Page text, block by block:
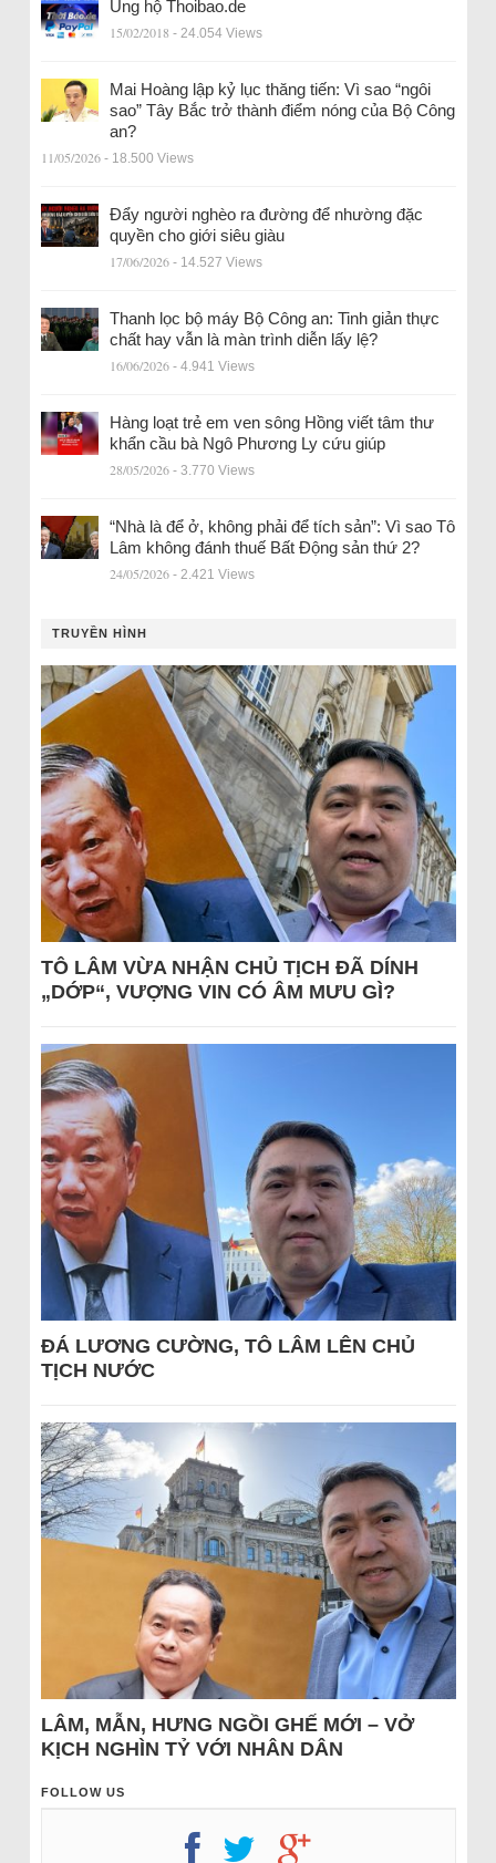
Ủng hộ Thoibao.de
15/02/2018 - 24.054 Views
Mai Hoàng lập kỷ lục thăng tiến: Vì sao “ngôi
sao” Tây Bắc trở thành điểm nóng của Bộ Công
an?
11/05/2026 - 18.500 Views
Đẩy người nghèo ra đường để nhường đặc
quyền cho giới siêu giàu
17/06/2026 - 14.527 Views
Thanh lọc bộ máy Bộ Công an: Tinh giản thực
chất hay vẫn là màn trình diễn lấy lệ?
16/06/2026 - 4.941 Views
Hàng loạt trẻ em ven sông Hồng viết tâm thư
khẩn cầu bà Ngô Phương Ly cứu giúp
28/05/2026 - 3.770 Views
“Nhà là để ở, không phải để tích sản”: Vì sao Tô
Lâm không đánh thuế Bất Động sản thứ 2?
24/05/2026 - 2.421 Views
TRUYỀN HÌNH
TÔ LÂM VỪA NHẬN CHỦ TỊCH ĐÃ DÍNH
„DỚP“, VƯỢNG VIN CÓ ÂM MƯU GÌ?
ĐÁ LƯƠNG CƯỜNG, TÔ LÂM LÊN CHỦ
TỊCH NƯỚC
LÂM, MẪN, HƯNG NGỒI GHẾ MỚI – VỞ
KỊCH NGHÌN TỶ VỚI NHÂN DÂN
FOLLOW US